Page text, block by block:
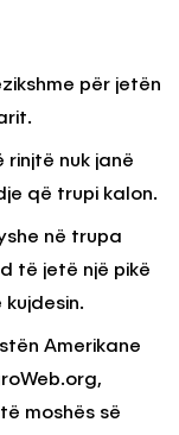
për jetën
nuk janë
që trupi kalon.
në trupa
të jetë një pikë
kujdesin.
Amerikane
moshës së